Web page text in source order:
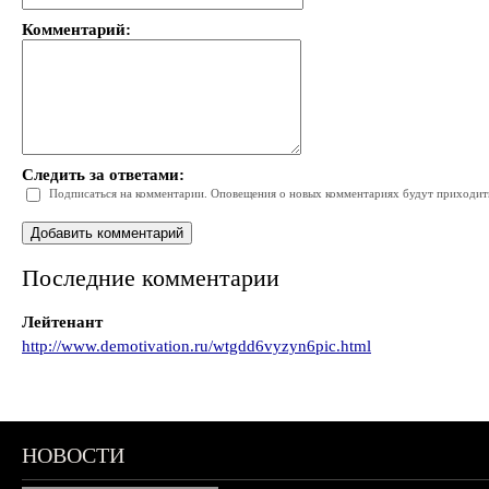
Комментарий:
Следить за ответами:
Подписаться на комментарии. Оповещения о новых комментариях будут
Последние комментарии
Лейтенант
http://www.demotivation.ru/wtgdd6vyzyn6pic.html
НОВОСТИ